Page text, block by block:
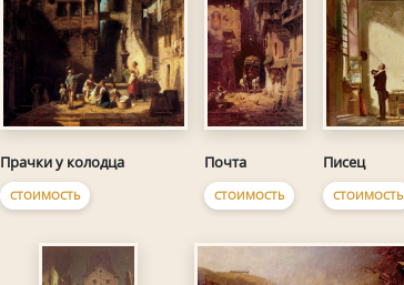
Прачки у колодца
СТОИМОСТЬ
Почта
СТОИМОСТЬ
Писец
СТОИМОСТЬ